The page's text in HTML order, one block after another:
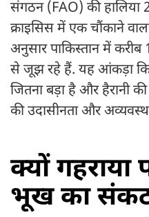
संगठन (FAO) की हालिया
क्राइसिस में एक चौंकाने
अनुसार पाकिस्तान में
से जूझ रहे हैं. यह आंकड़ा
जितना बड़ा है और हैरानी
की उदासीनता और
क्यों गहराया
भूख का